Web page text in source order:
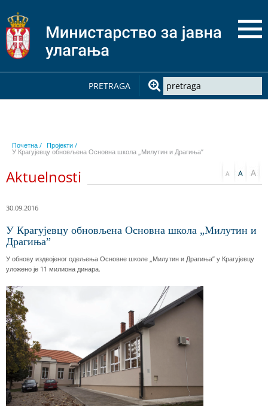
PRETRAGA
Почетна / Пројекти /
У Крагујевцу обновљена Основна школа „Милутин и Драгиња”
Aktuelnosti
30.09.2016
У Крагујевцу обновљена Основна школа „Милутин и
Драгиња”
У обнову издвојеног одељења Основне школе „Милутин и Драгиња” у Крагујевцу
уложено је 11 милиона динара.